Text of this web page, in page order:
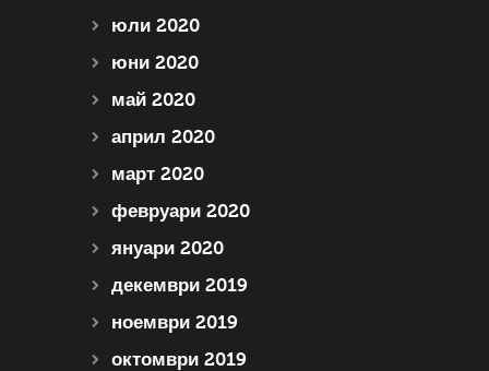
юли 2020
юни 2020
май 2020
април 2020
март 2020
февруари 2020
януари 2020
декември 2019
ноември 2019
октомври 2019